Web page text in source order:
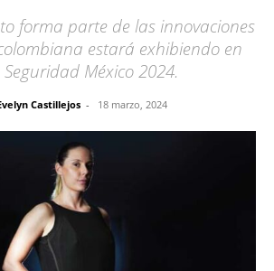
forma parte de las innovaciones
estará exhibiendo en
Seguridad México 2024.
Castillejos - 18 marzo, 2024